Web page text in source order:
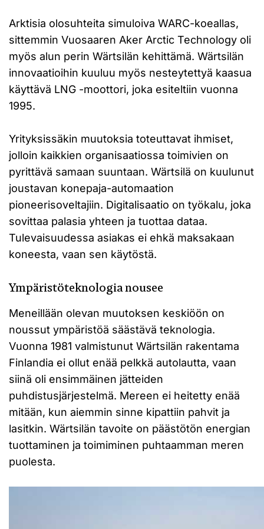
Arktisia olosuhteita simuloiva WARC-koeallas,
sittemmin Vuosaaren Aker Arctic Technology oli
myös alun perin Wärtsilän kehittämä. Wärtsilän
innovaatioihin kuuluu myös nesteytettyä kaasua
käyttävä LNG -moottori, joka esiteltiin vuonna
1995.
Yrityksissäkin muutoksia toteuttavat ihmiset,
jolloin kaikkien organisaatiossa toimivien on
pyrittävä samaan suuntaan. Wärtsilä on kuulunut
joustavan konepaja-automaation
pioneerisoveltajiin. Digitalisaatio on työkalu, joka
sovittaa palasia yhteen ja tuottaa dataa.
Tulevaisuudessa asiakas ei ehkä maksakaan
koneesta, vaan sen käytöstä.
Ympäristöteknologia nousee
Meneillään olevan muutoksen keskiöön on
noussut ympäristöä säästävä teknologia.
Vuonna 1981 valmistunut Wärtsilän rakentama
Finlandia ei ollut enää pelkkä autolautta, vaan
siinä oli ensimmäinen jätteiden
puhdistusjärjestelmä. Mereen ei heitetty enää
mitään, kun aiemmin sinne kipattiin pahvit ja
lasitkin. Wärtsilän tavoite on päästötön energian
tuottaminen ja toimiminen puhtaamman meren
puolesta.